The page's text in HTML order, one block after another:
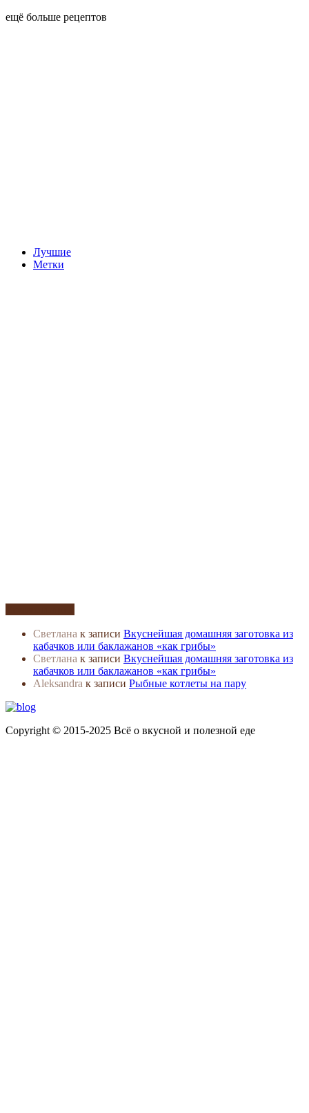
ещё больше рецептов
Лучшие
Метки
Светлана к записи Вкуснейшая домашняя заготовка из
кабачков или баклажанов «как грибы»
Светлана к записи Вкуснейшая домашняя заготовка из
кабачков или баклажанов «как грибы»
Aleksandra к записи Рыбные котлеты на пару
Copyright © 2015-2025 Всё о вкусной и полезной еде